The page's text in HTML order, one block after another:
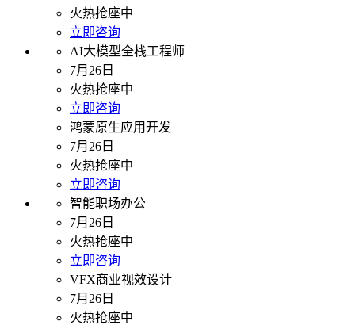
火热抢座中
立即咨询
AI大模型全栈工程师
7月26日
火热抢座中
立即咨询
鸿蒙原生应用开发
7月26日
火热抢座中
立即咨询
智能职场办公
7月26日
火热抢座中
立即咨询
VFX商业视效设计
7月26日
火热抢座中